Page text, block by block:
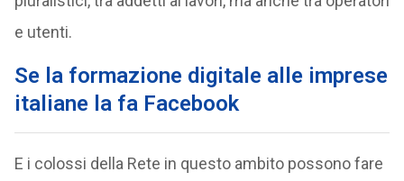
e utenti.
Se la formazione digitale alle imprese
italiane la fa Facebook
E i colossi della Rete in questo ambito possono fare